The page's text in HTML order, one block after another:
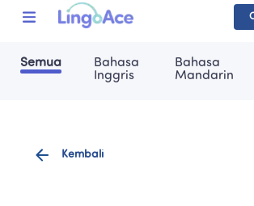
Semua
Bahasa
Inggris
Bahasa
Mandarin
Kembali